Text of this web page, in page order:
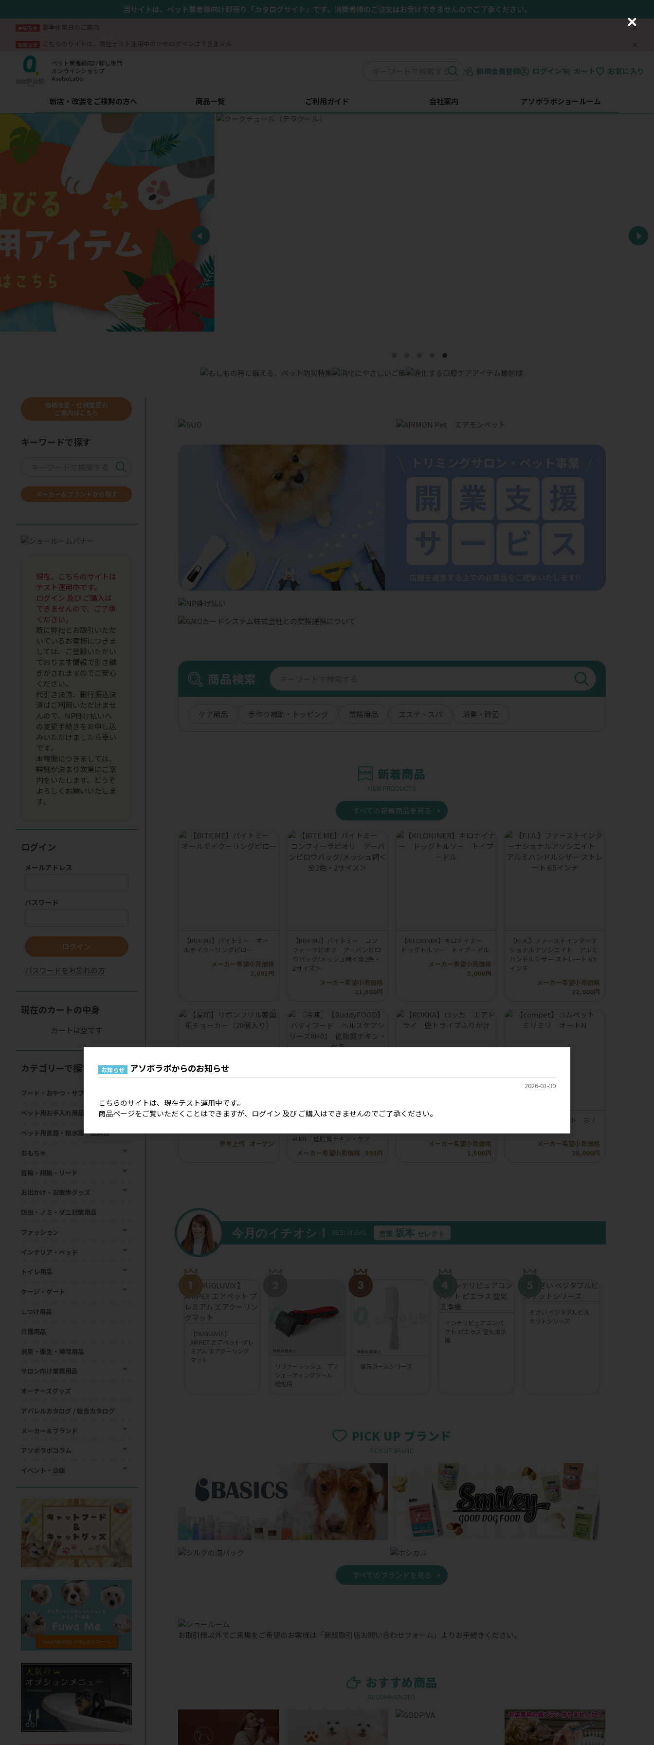
当サイトは、ペット業者様向け卸売り「カタログサイト」です。消費者様のご注文はお受けできませんのでご了承ください。
お知らせ 夏季休業日のご案内
お知らせ こちらのサイトは、現在テスト運用中のためログインはできません
新規会員登録 ログイン カート お気に入り
新店・改装をご検討の方へ 商品一覧 ご利用ガイド 会社案内 アソボラボショールーム
商品検索
ケア用品 手作り補助・トッピング 業務用品 エステ・スパ 消臭・除菌
新着商品
NEW PRODUCTS
すべての新着商品を見る
【BITE ME】バイトミー オー
ルデイクーリングピロー
メーカー希望小売価格
2,091円
【BITE ME】バイトミー コン
フィーラビオリ アーバンピロ
ウバッグ/メッシュ網＜全2色・
2サイズ＞
メーカー希望小売価格
21,600円
【KILONINER】キロナイナー
ドッグトルソー トイプードル
メーカー希望小売価格
5,000円
【F.I.A.】ファーストインターナ
ショナルアソシエイト アルミ
ハンドルシザー ストレート 6.5
インチ
メーカー希望小売価格
22,000円
【星印】リボンフリル韓国風チ
参考上代
オープン
［冷凍］【BuddyFOOD】バデ
#H01 低脂質チキン・ケア
メーカー希望小売価格
898円
【ROKKA】ロッカ エアドラ
メーカー希望小売価格
1,500円
【compet】コムペット ミリ
メーカー希望小売価格
38,000円
今月のイチオシ！ BEST ITEMS 営業 坂本 セレクト
【HUGLUVⅨ】
AIRPET エアペット プレ
ミアム エアクーリング
マット
リファーレッシュ ディ
シェーディングツール
短毛用
復元コームシリーズ
インテリピュアコンパ
クト ピエラス 空気清浄
機
そざい ベジタブルビス
ケットシリーズ
PICK UP ブランド
PICK UP BRAND
すべてのブランドを見る
お取引様以外でご来場をご希望のお客様は 「新規取引店お問い合わせフォーム」 よりお手続きください。
おすすめ商品
RECOMMENDED
価格改定・仕様変更の
ご案内はこちら
キーワードで探す
メーカー＆ブランドから探す
現在、こちらのサイトは
テスト運用中です。
ログイン 及び ご購入は
できませんので、ご了承
ください。
既に弊社とお取引いただ
いているお客様につきま
しては、ご登録いただい
ております情報で引き継
ぎがされますのでご安心
ください。
代引き決済、銀行振込決
済はご利用いただけませ
んので、NP掛け払いへ
の変更手続きをお申し込
みいただけましたら幸い
です。
本稼働につきましては、
詳細が決まり次第にご案
内をいたします。どうぞ
よろしくお願いいたしま
す。
ログイン
メールアドレス
パスワード
ログイン
パスワードをお忘れの方
現在のカートの中身
カートは空です
カテゴリーで探す
フード・おやつ・サプリメント
ペット用お手入れ用品
ペット用食器・給水器・給餌器
おもちゃ
首輪・胴輪・リード
お出かけ・お散歩グッズ
防虫・ノミ・ダニ対策用品
ファッション
インテリア・ベッド
トイレ用品
ケージ・ゲート
しつけ用品
介護用品
消臭・衛生・掃除用品
サロン向け業務用品
オーナーズグッズ
アパレルカタログ / 総合カタログ
メーカー＆ブランド
アソボラボコラム
イベント・企画
お知らせ アソボラボからのお知らせ
2026-01-30
こちらのサイトは、現在テスト運用中です。
商品ページをご覧いただくことはできますが、ログイン 及び ご購入はできませんのでご了承ください。
C
o